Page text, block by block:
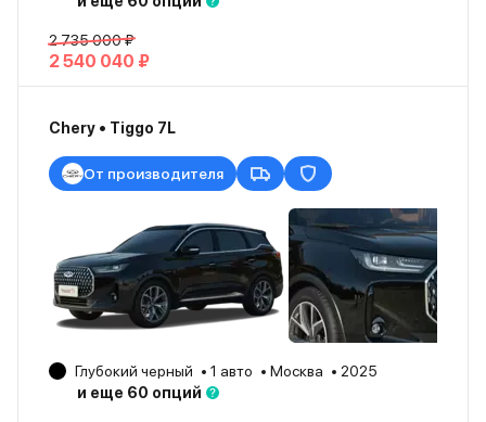
2 735 000 ₽
2 540 040 ₽
Chery • Tiggo 7L
От производителя
Глубокий черный 1 авто Москва
2025
и еще 60 опций